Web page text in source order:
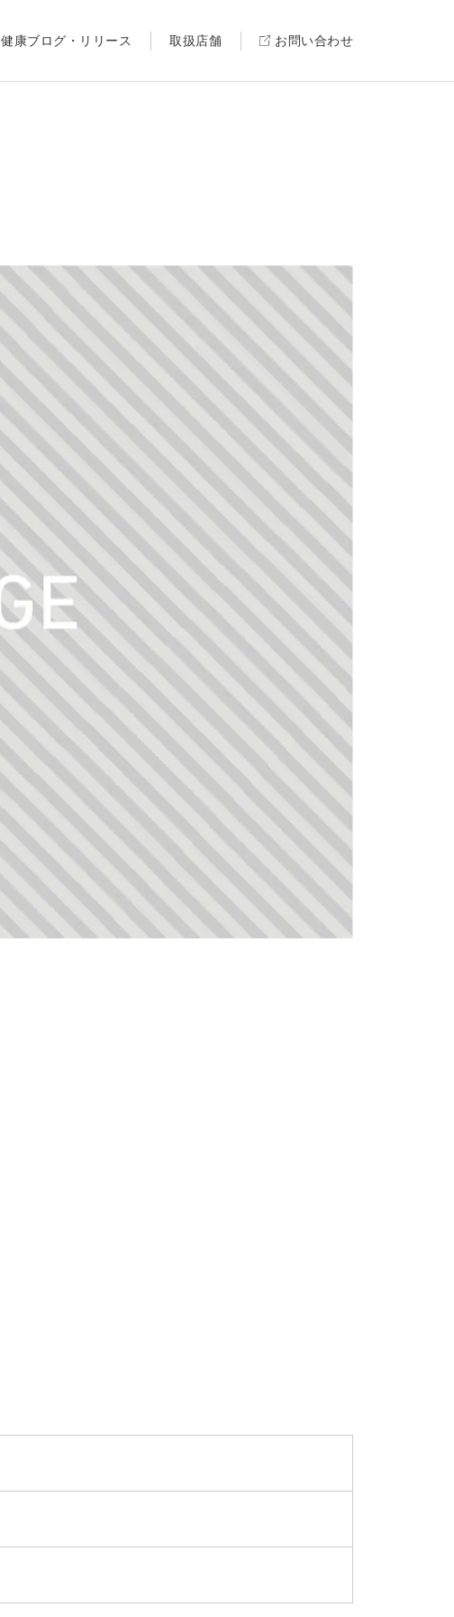
健康ブログ・リリース 取扱店舗 お問い合わせ